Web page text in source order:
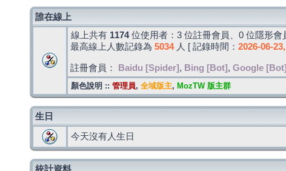
誰在線上
線上共有 1174位使用者：3 位註冊會員、0 位隱形會
最高線上人數記錄為 5034人 [ 記錄時間： 2026-06-
註冊會員： Baidu [Spider] , Bing [Bot] , Google [Bot]
顏色說明 :: 管理員, 全域版主, MozTW 版主群
生日
今天沒有人生日